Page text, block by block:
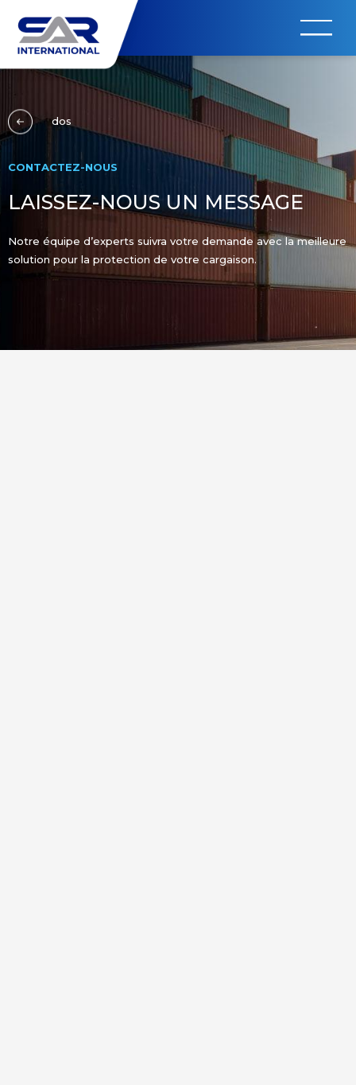
dos
CONTACTEZ-NOUS
LAISSEZ-NOUS UN MESSAGE
Notre équipe d’experts suivra votre demande avec la meilleure
solution pour la protection de votre cargaison.